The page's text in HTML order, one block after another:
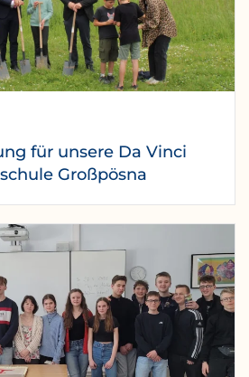
für unsere Da Vinci
Großpösna